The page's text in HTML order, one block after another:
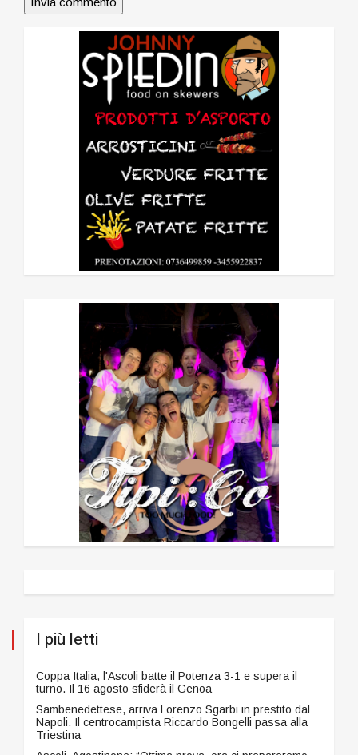
I più letti
Coppa Italia, l'Ascoli batte il Potenza 3-1 e supera il
turno. Il 16 agosto sfiderà il Genoa
Sambenedettese, arriva Lorenzo Sgarbi in prestito dal
Napoli. Il centrocampista Riccardo Bongelli passa alla
Triestina